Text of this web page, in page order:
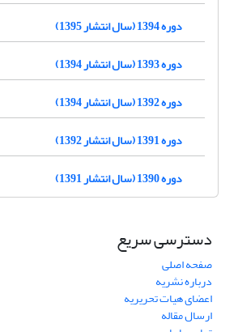
دوره 1394 (سال انتشار 1395)
دوره 1393 (سال انتشار 1394)
دوره 1392 (سال انتشار 1394)
دوره 1391 (سال انتشار 1392)
دوره 1390 (سال انتشار 1391)
دسترسی سریع
صفحه اصلی
درباره نشریه
اعضای هیات تحریریه
ارسال مقاله